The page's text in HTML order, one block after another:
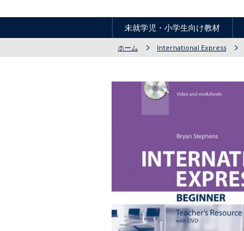
未就学児・小学生向け教材
ホーム International Express